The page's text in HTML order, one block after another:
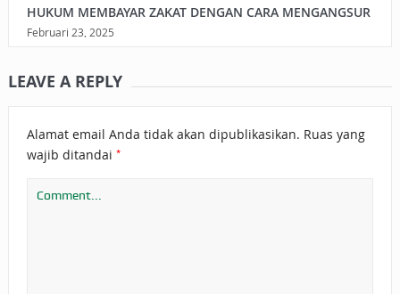
HUKUM MEMBAYAR ZAKAT DENGAN CARA MENGANGSUR
Februari 23, 2025
LEAVE A REPLY
Alamat email Anda tidak akan dipublikasikan. Ruas yang
wajib ditandai *